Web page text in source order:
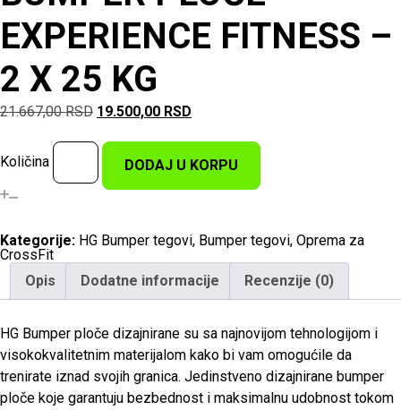
EXPERIENCE FITNESS –
2 X 25 KG
21.667,00RSD 19.500,00 RSD
Količina DODAJ U KORPU
Kategorije: HG Bumper tegovi, Bumper tegovi, Oprema za
CrossFit
Opis
Dodatne informacije Recenzije (0)
HG Bumper ploče dizajnirane su sa najnovijom tehnologijom i
visokokvalitetnim materijalom kako bi vam omogućile da
trenirate iznad svojih granica. Jedinstveno dizajnirane bumper
ploče koje garantuju bezbednost i maksimalnu udobnost tokom